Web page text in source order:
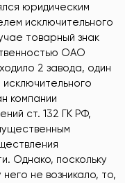
юридическим
исключительного
товарный знак
ОАО
2 завода, один
компании
ст. 132 ГК РФ,
Однако, поскольку
не возникало, то,